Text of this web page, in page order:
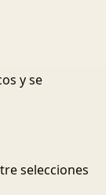
y se
selecciones